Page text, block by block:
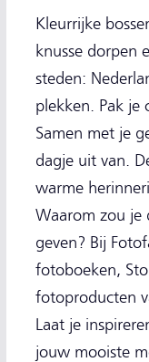
Kleurrijke
knusse dorpen
steden:
plekken. Pak je
Samen met je
dagje uit van.
warme
Waarom zou je
geven? Bij
fotoboeken,
fotoproducten
Laat je
jouw mooiste